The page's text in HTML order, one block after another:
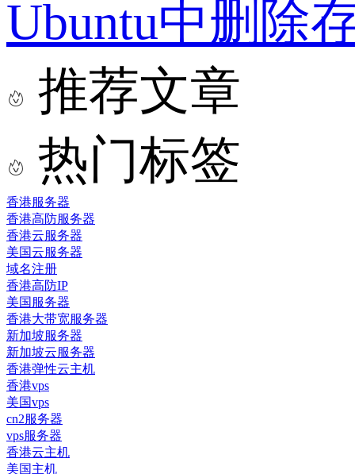
Ubuntu中删除
推荐文章
热门标签
香港服务器
香港高防服务器
香港云服务器
美国云服务器
域名注册
香港高防IP
美国服务器
香港大带宽服务器
新加坡服务器
新加坡云服务器
香港弹性云主机
香港vps
美国vps
cn2服务器
vps服务器
香港云主机
美国主机